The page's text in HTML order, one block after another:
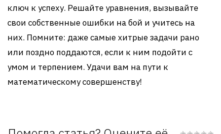
ключ к успеху. Решайте уравнения, вызывайте
свои собственные ошибки на бой и учитесь на
них. Помните: даже самые хитрые задачи рано
или поздно поддаются, если к ним подойти с
умом и терпением. Удачи вам на пути к
математическому совершенству!